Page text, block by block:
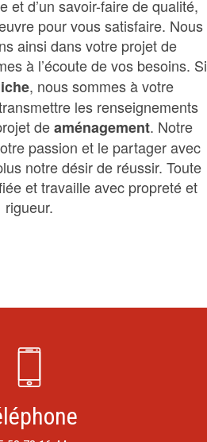
et d’un savoir-faire de qualité,
pour vous satisfaire. Nous
ainsi dans votre projet de
à l’écoute de vos besoins. Si
, nous sommes à votre
les renseignements
deaménagement. Notre
passion et le partager avec
notre désir de réussir. Toute
et travaille avec propreté et
rigueur.